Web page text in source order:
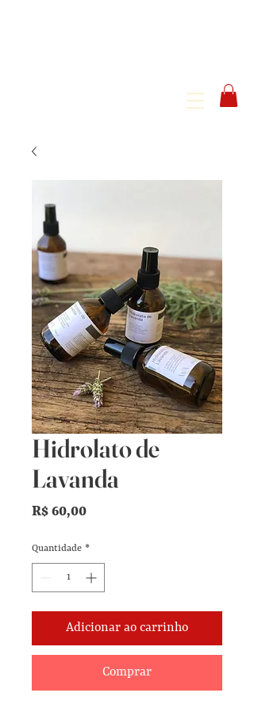
Hidrolato de
Lavanda
R$ 60,00Preço
Quantidade *
Adicionar ao carrinho
Comprar